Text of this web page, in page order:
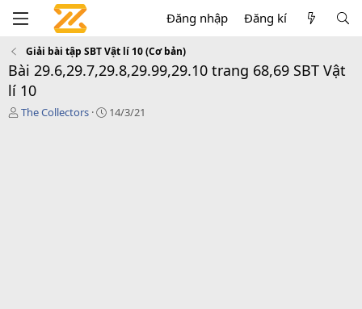
Đăng nhập Đăng kí
Giải bài tập SBT Vật lí 10 (Cơ bản)
Bài 29.6,29.7,29.8,29.99,29.10 trang 68,69 SBT Vật
lí 10
T
The Collectors
C14/3/21